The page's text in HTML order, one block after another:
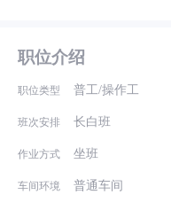
职位介绍
职位类型 普工/操作工
班次安排 长白班
作业方式 坐班
车间环境 普通车间